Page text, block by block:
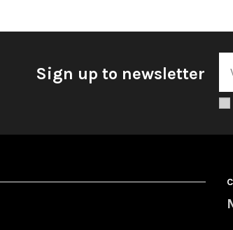
Sign up to newsletter